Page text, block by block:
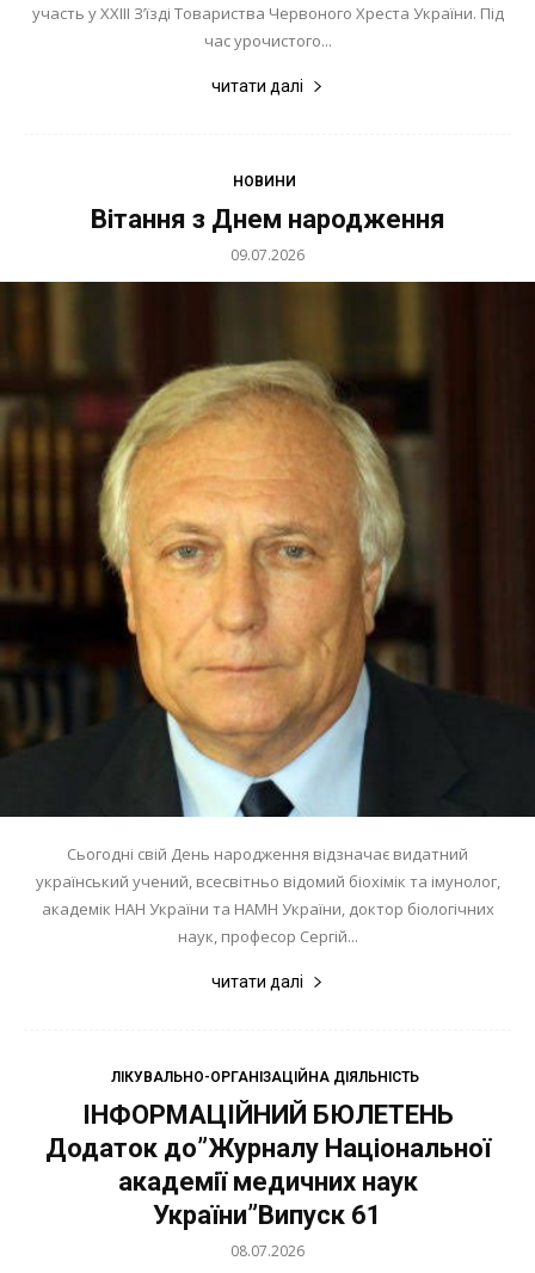
участь у ХХІІІ З’їзді Товариства Червоного Хреста України. Під
час урочистого...
читати далі
НОВИНИ
Вітання з Днем народження
09.07.2026
Сьогодні свій День народження відзначає видатний
український учений, всесвітньо відомий біохімік та імунолог,
академік НАН України та НАМН України, доктор біологічних
наук, професор Сергій...
читати далі
ЛІКУВАЛЬНО-ОРГАНІЗАЦІЙНА ДІЯЛЬНІСТЬ
ІНФОРМАЦІЙНИЙ БЮЛЕТЕНЬ
Додаток до”Журналу Національної
академії медичних наук
України”Випуск 61
08.07.2026